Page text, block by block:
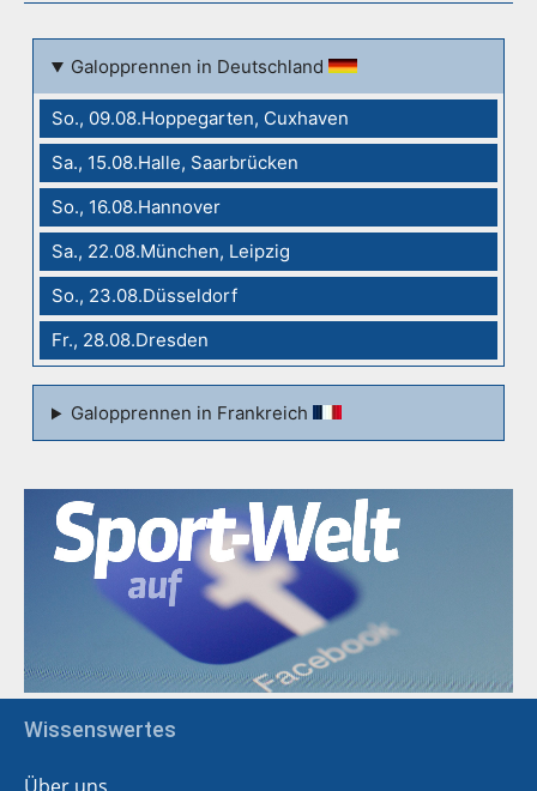
Galopprennen in Deutschland
So., 09.08.Hoppegarten, Cuxhaven
Sa., 15.08.Halle, Saarbrücken
So., 16.08.Hannover
Sa., 22.08.München, Leipzig
So., 23.08.Düsseldorf
Fr., 28.08.Dresden
Galopprennen in Frankreich
Wissenswertes